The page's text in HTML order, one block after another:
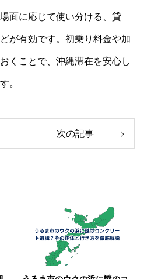
面に応じて使い分ける、貸
が有効です。初乗り料金や加
くことで、沖縄滞在を安心し
。
次の記事